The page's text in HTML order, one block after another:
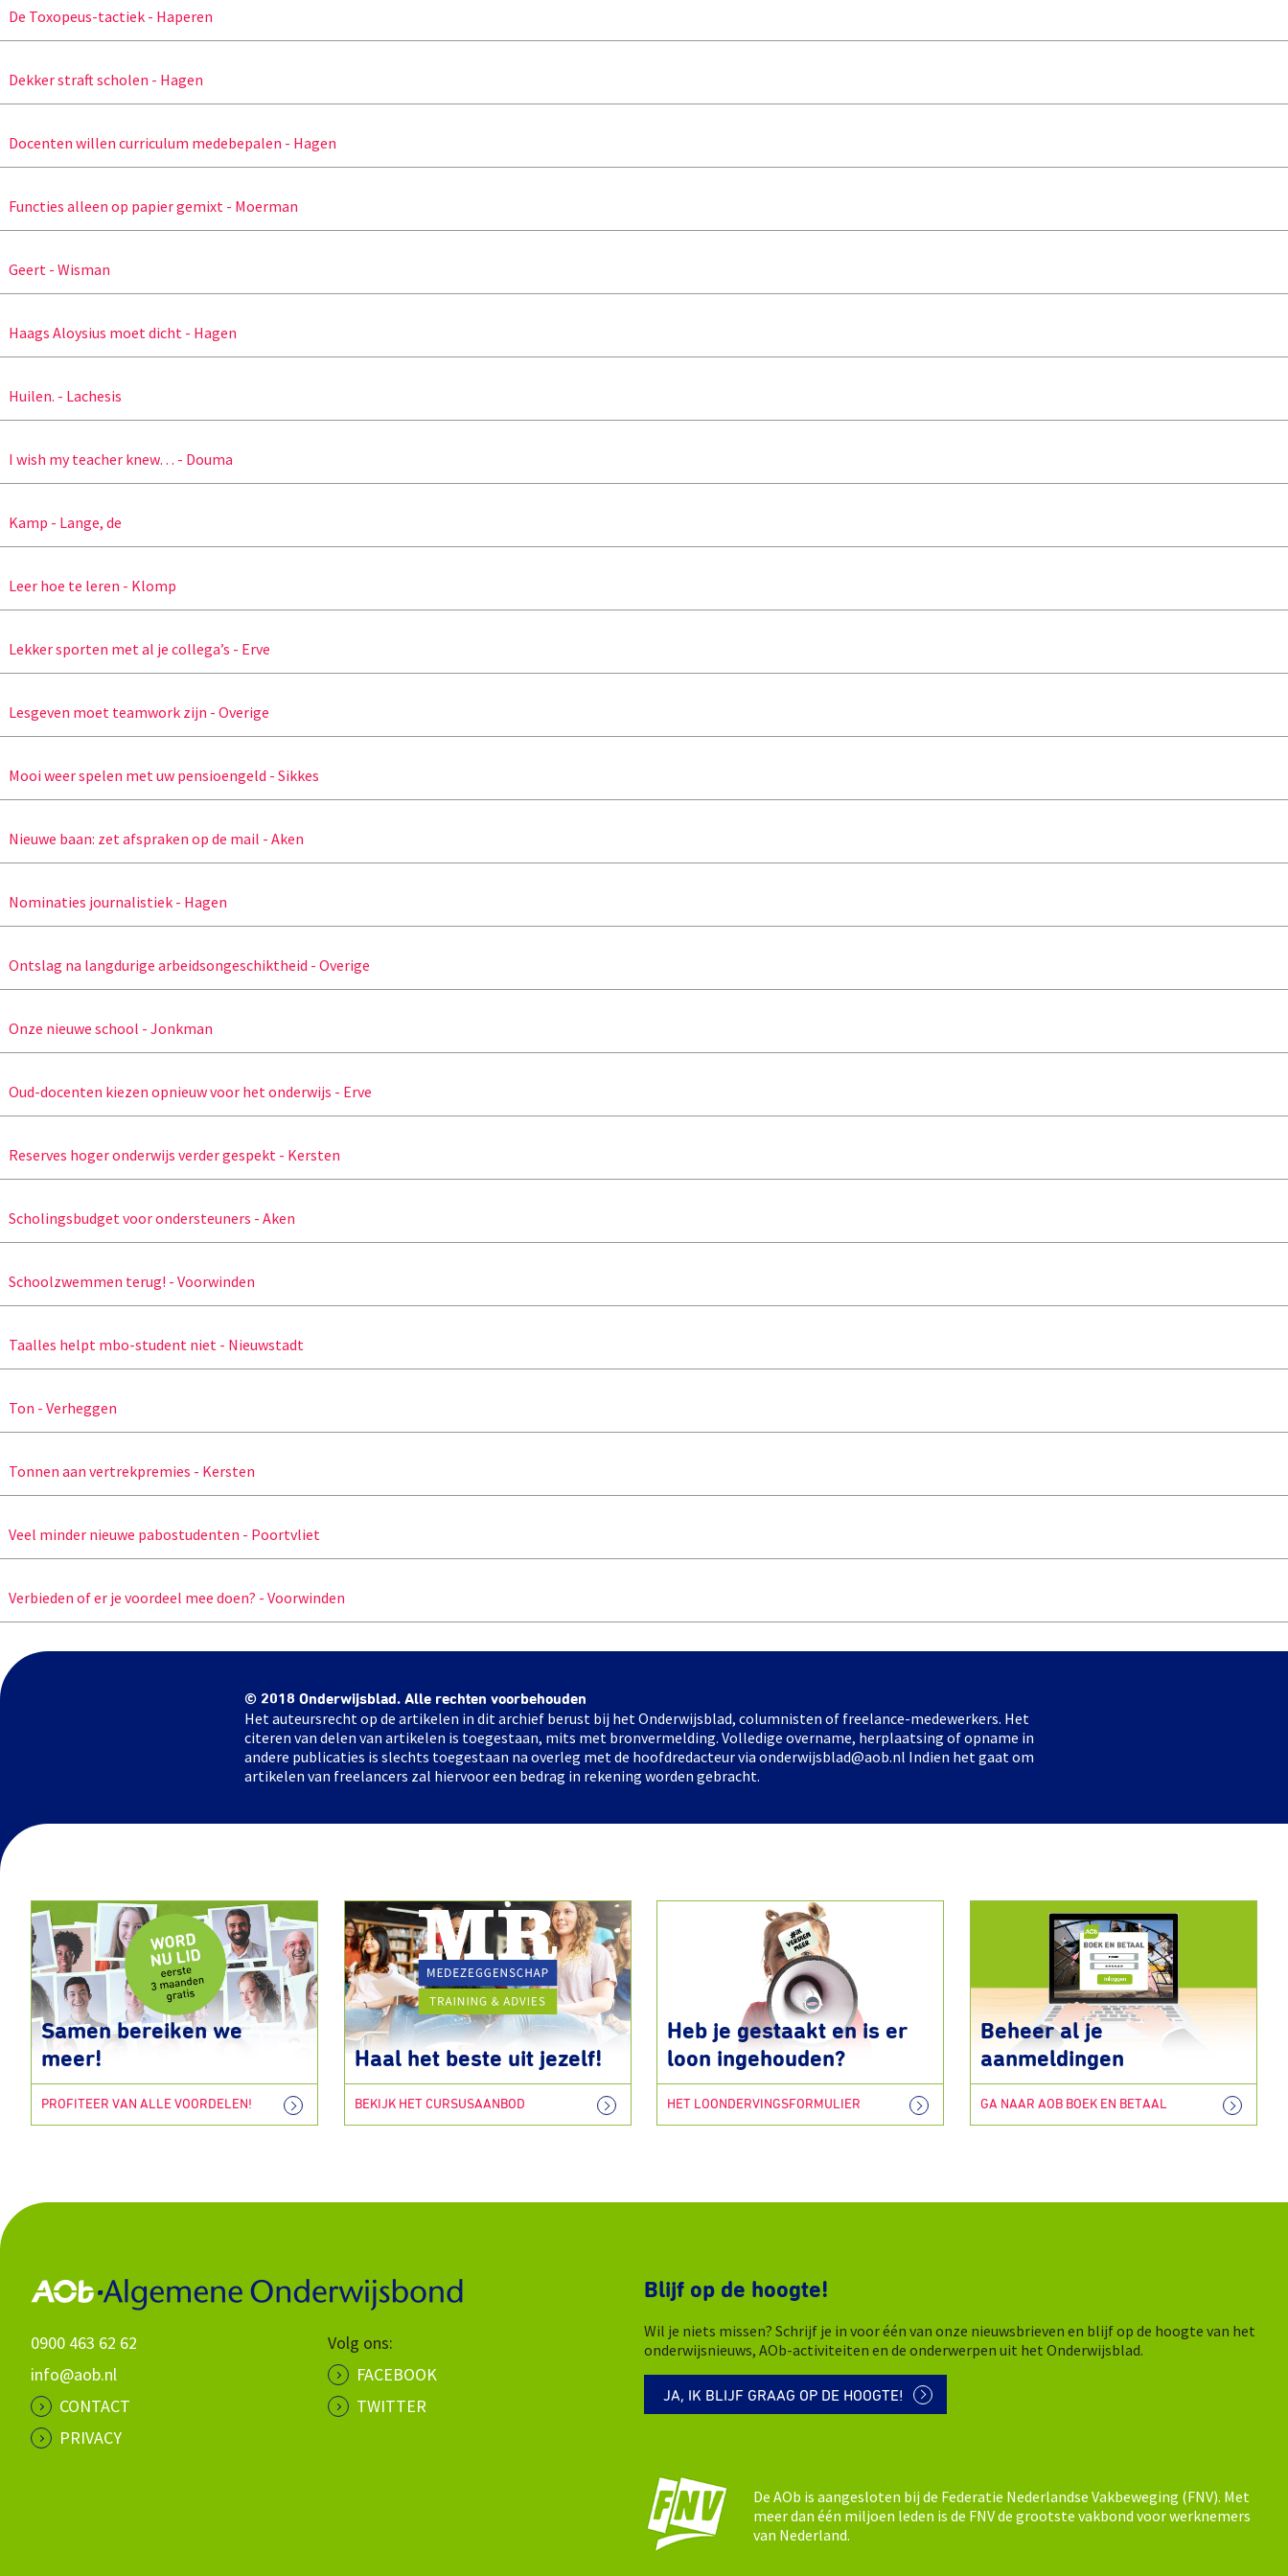
De Toxopeus-tactiek - Haperen
Dekker straft scholen - Hagen
Docenten willen curriculum medebepalen - Hagen
Functies alleen op papier gemixt - Moerman
Geert - Wisman
Haags Aloysius moet dicht - Hagen
Huilen. - Lachesis
I wish my teacher knew… - Douma
Kamp - Lange, de
Leer hoe te leren - Klomp
Lekker sporten met al je collega’s - Erve
Lesgeven moet teamwork zijn - Overige
Mooi weer spelen met uw pensioengeld - Sikkes
Nieuwe baan: zet afspraken op de mail - Aken
Nominaties journalistiek - Hagen
Ontslag na langdurige arbeidsongeschiktheid - Overige
Onze nieuwe school - Jonkman
Oud-docenten kiezen opnieuw voor het onderwijs - Erve
Reserves hoger onderwijs verder gespekt - Kersten
Scholingsbudget voor ondersteuners - Aken
Schoolzwemmen terug! - Voorwinden
Taalles helpt mbo-student niet - Nieuwstadt
Ton - Verheggen
Tonnen aan vertrekpremies - Kersten
Veel minder nieuwe pabostudenten - Poortvliet
Verbieden of er je voordeel mee doen? - Voorwinden
© 2018 Onderwijsblad. Alle rechten voorbehouden
Het auteursrecht op de artikelen in dit archief berust bij het Onderwijsblad, columnisten of freelance-medewerkers. Het
citeren van delen van artikelen is toegestaan, mits met bronvermelding. Volledige overname, herplaatsing of opname in
andere publicaties is slechts toegestaan na overleg met de hoofdredacteur via onderwijsblad@aob.nl Indien het gaat om
artikelen van freelancers zal hiervoor een bedrag in rekening worden gebracht.
Samen bereiken we
meer!
PROFITEER VAN ALLE VOORDELEN!
Haal het beste uit jezelf!
BEKIJK HET CURSUSAANBOD
Heb je gestaakt en is er
loon ingehouden?
HET LOONDERVINGSFORMULIER
Beheer al je
aanmeldingen
GA NAAR AOB BOEK EN BETAAL
0900 463 62 62
info@aob.nl
CONTACT
PRIVACY
Volg ons:
FACEBOOK
TWITTER
Blijf op de hoogte!
Wil je niets missen? Schrijf je in voor één van onze nieuwsbrieven en blijf op de hoogte van het
onderwijsnieuws, AOb-activiteiten en de onderwerpen uit het Onderwijsblad.
JA, IK BLIJF GRAAG OP DE HOOGTE!
De AOb is aangesloten bij de Federatie Nederlandse Vakbeweging (FNV). Met
meer dan één miljoen leden is de FNV de grootste vakbond voor werknemers
van Nederland.